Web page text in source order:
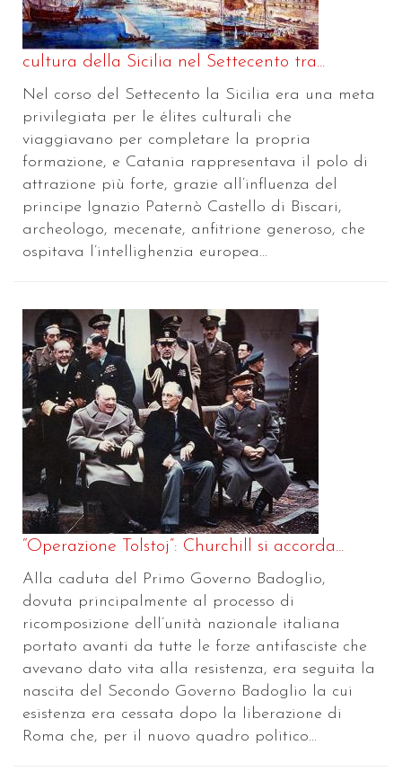
cultura della Sicilia nel Settecento tra...
Nel corso del Settecento la Sicilia era una meta
privilegiata per le élites culturali che
viaggiavano per completare la propria
formazione, e Catania rappresentava il polo di
attrazione più forte, grazie all’influenza del
principe Ignazio Paternò Castello di Biscari,
archeologo, mecenate, anfitrione generoso, che
ospitava l’intellighenzia europea...
“Operazione Tolstoj”: Churchill si accorda...
Alla caduta del Primo Governo Badoglio,
dovuta principalmente al processo di
ricomposizione dell’unità nazionale italiana
portato avanti da tutte le forze antifasciste che
avevano dato vita alla resistenza, era seguita la
nascita del Secondo Governo Badoglio la cui
esistenza era cessata dopo la liberazione di
Roma che, per il nuovo quadro politico...